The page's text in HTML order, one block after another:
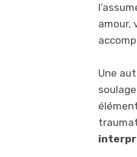
amour,
Une